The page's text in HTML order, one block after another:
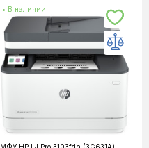
• В наличии